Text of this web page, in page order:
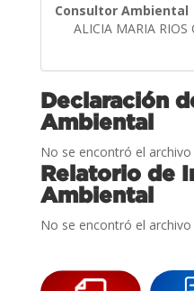
Consultor Ambiental
ALICIA MARIA RIOS
Declaración
Ambiental
No se encontró el
Relatorio de
Ambiental
No se encontró el